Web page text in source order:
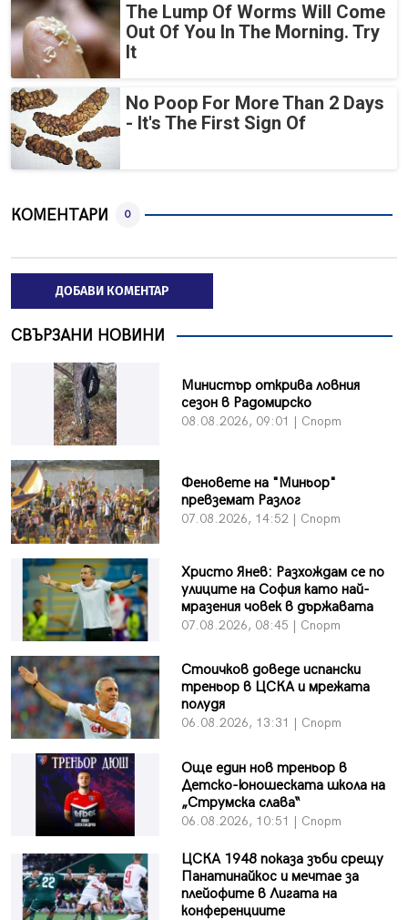
The Lump Of Worms Will Come
Out Of You In The Morning. Try
It
No Poop For More Than 2 Days
- It's The First Sign Of
КОМЕНТАРИ 0
ДОБАВИ КОМЕНТАР
СВЪРЗАНИ НОВИНИ
Министър открива ловния
сезон в Радомирско
08.08.2026, 09:01 | Спорт
Феновете на "Миньор"
превземат Разлог
07.08.2026, 14:52 | Спорт
Христо Янев: Разхождам се по
улиците на София като най-
мразения човек в държавата
07.08.2026, 08:45 | Спорт
Стоичков доведе испански
треньор в ЦСКА и мрежата
полудя
06.08.2026, 13:31 | Спорт
Още един нов треньор в
Детско-юношеската школа на
„Струмска слава“
06.08.2026, 10:51 | Спорт
ЦСКА 1948 показа зъби срещу
Панатинайкос и мечтае за
плейофите в Лигата на
конференциите